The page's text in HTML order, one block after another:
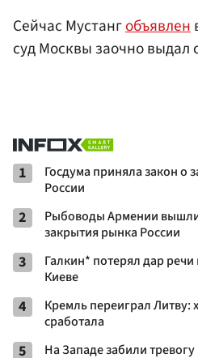
Сейчас Мустангобъявлен
суд Москвы заочно выдал
1
Госдума приняла закон о
России
2
Рыбоводы Армении вышли
закрытия рынка России
3
Галкин* потерял дар
Киеве
4
Кремль переиграл Литву:
сработала
5
На Западе забили